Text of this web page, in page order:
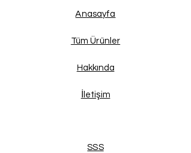
Anasayfa
Tüm Ürünler
Hakkında
İletişim
SSS